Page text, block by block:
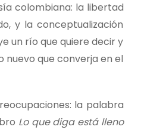
colombiana: la libertad
y la conceptualización
un río que quiere decir y
nuevo que converja en el
la palabra
Lo que diga está lleno